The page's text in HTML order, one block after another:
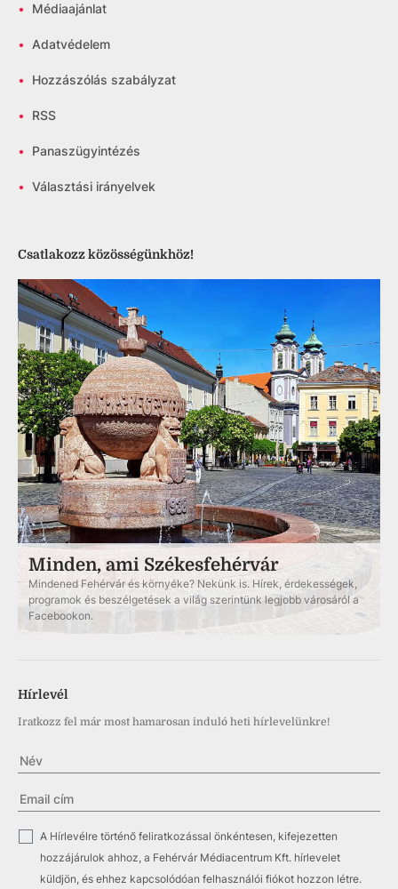
• Médiaajánlat
• Adatvédelem
• Hozzászólás szabályzat
• RSS
• Panaszügyintézés
• Választási irányelvek
Csatlakozz közösségünkhöz!
Minden, ami Székesfehérvár
Mindened Fehérvár és környéke? Nekünk is. Hírek, érdekességek,
programok és beszélgetések a világ szerintünk legjobb városáról a
Facebookon.
Hírlevél
Iratkozz fel már most hamarosan induló heti hírlevelünkre!
A Hírlevélre történő feliratkozással önkéntesen, kifejezetten
hozzájárulok ahhoz, a Fehérvár Médiacentrum Kft. hírlevelet
küldjön, és ehhez kapcsolódóan felhasználói fiókot hozzon létre.